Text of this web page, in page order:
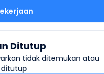
Ditutup
tidak ditemukan atau